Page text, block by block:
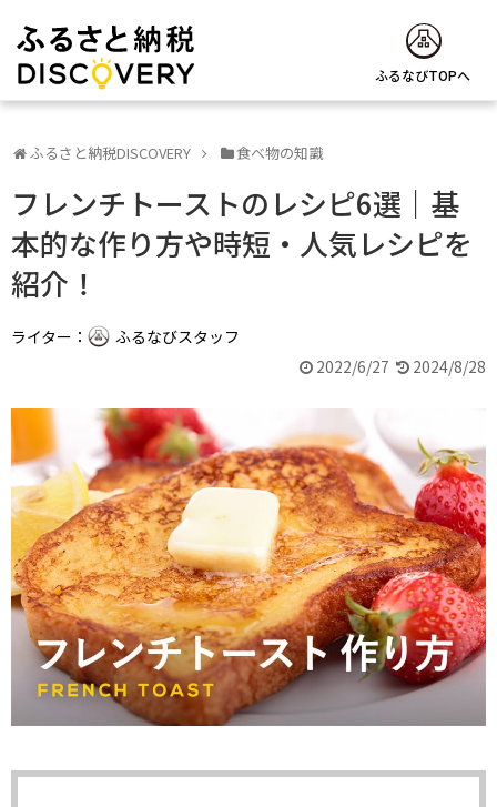
ふるなびTOPへ
ふるさと納税DISCOVERY 食べ物の知識
フレンチトーストのレシピ6選｜基
本的な作り方や時短・人気レシピを
紹介！
ライター：
ふるなびスタッフ
2022/6/27
2024/8/28